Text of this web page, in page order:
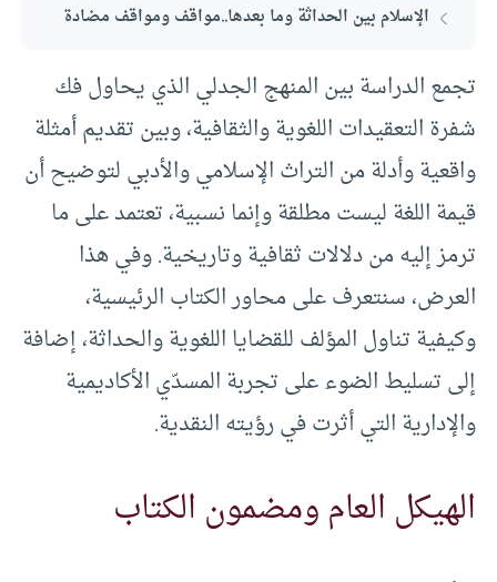
الإسلام بين الحداثة وما بعدها..مواقف ومواقف مضادة
تجمع الدراسة بين المنهج الجدلي الذي يحاول فك
شفرة التعقيدات اللغوية والثقافية، وبين تقديم أمثلة
واقعية وأدلة من التراث الإسلامي والأدبي لتوضيح أن
قيمة اللغة ليست مطلقة وإنما نسبية، تعتمد على ما
ترمز إليه من دلالات ثقافية وتاريخية. وفي هذا
العرض، سنتعرف على محاور الكتاب الرئيسية،
وكيفية تناول المؤلف للقضايا اللغوية والحداثة، إضافة
إلى تسليط الضوء على تجربة المسدّي الأكاديمية
والإدارية التي أثرت في رؤيته النقدية.
الهيكل العام ومضمون الكتاب